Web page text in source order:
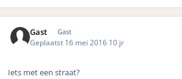
Gast Gast
Geplaatst 16 mei 2016 10 jr
Iets met een straat?